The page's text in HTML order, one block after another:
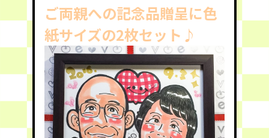
ご両親への記念品贈呈に色
紙サイズの2枚セット♪